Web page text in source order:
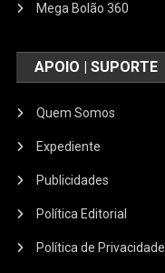
Mega Bolão 360
APOIO | SUPORTE
Quem Somos
Expediente
Publicidades
Política Editorial
Política de Privacidade